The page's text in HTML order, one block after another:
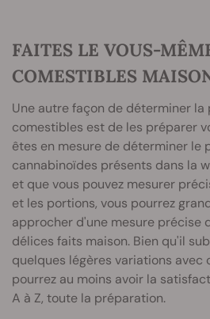
FAITES LE VOUS-
COMESTIBLES
Une autre façon de déterminer la
comestibles est de les préparer
êtes en mesure de déterminer le
cannabinoïdes présents dans la
et que vous pouvez mesurer
et les portions, vous pourrez
approcher d'une mesure précise
délices faits maison. Bien qu'il
quelques légères variations avec
pourrez au moins avoir la
A à Z, toute la préparation.